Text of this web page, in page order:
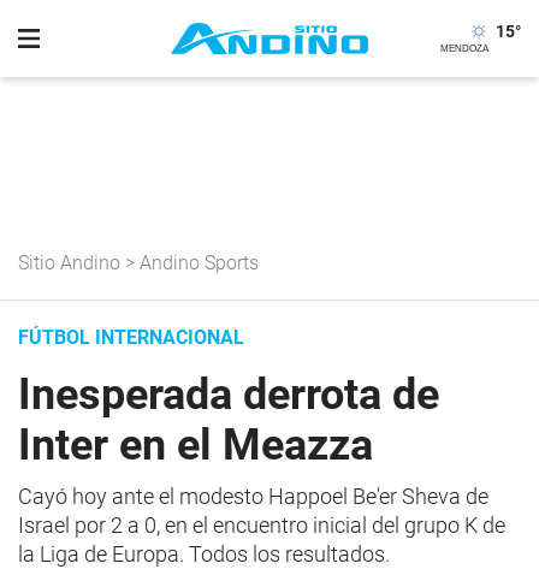
15°
Sitio Andino > Andino Sports
FÚTBOL INTERNACIONAL
Inesperada derrota de
Inter en el Meazza
Cayó hoy ante el modesto Happoel Be'er Sheva de
Israel por 2 a 0, en el encuentro inicial del grupo K de
la Liga de Europa. Todos los resultados.